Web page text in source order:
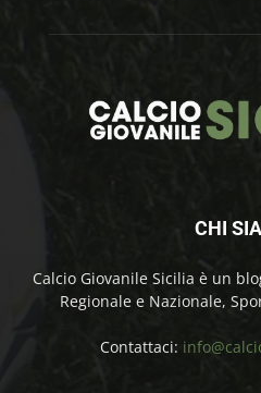
CHI
Calcio Giovanile Sicilia è un
Regionale e Nazionale,
Contattaci: